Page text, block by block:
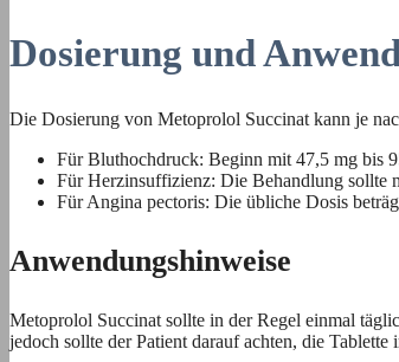
Dosierung und
Die Dosierung von Metoprolol Succinat kann je
Für Bluthochdruck: Beginn mit 47,5 mg bis
Für Herzinsuffizienz: Die Behandlung sollte
Für Angina pectoris: Die übliche Dosis
Anwendungshinweise
Metoprolol Succinat sollte in der Regel einmal
jedoch sollte der Patient darauf achten, die